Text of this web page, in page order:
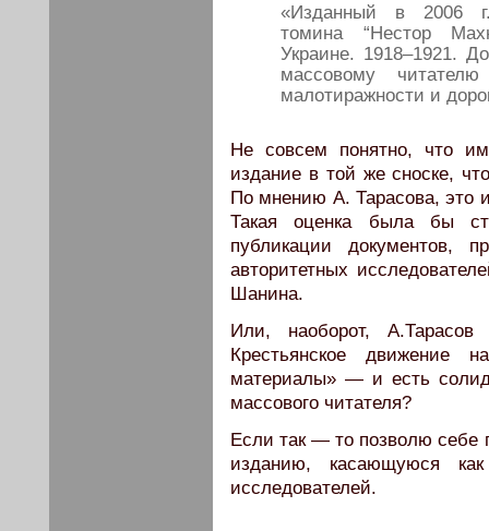
«Изданный в 2006
томина “Нестор
Украине. 1918–1921.
массовому
малотиражности и
Не совсем понятно, что
издание в той же сноске,
По мнению А. Тарасова, это
Такая оценка была бы
публикации документов,
авторитетных
Шанина.
Или, наоборот,
Крестьянское движение
материалы» — и есть
массового читателя?
Если так — то позволю себе
изданию, касающуюся
исследователей.